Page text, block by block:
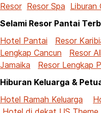
Resor Resor Spa Liburan
Selami Resor Pantai
Hotel Pantai
Resor
Lengkap Cancun
Resor
Jamaika
Resor Lengkap
Hiburan Keluarga &
Hotel Ramah Keluarga